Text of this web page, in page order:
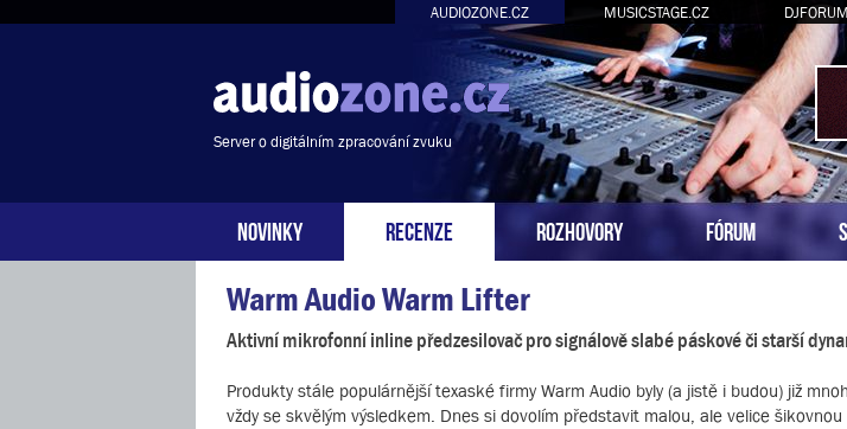
AUDIOZONE.CZ MUSICSTAGE.CZ
Server o digitálním zpracování zvuku
NOVINKY RECENZE ROZHOVORY FÓRUM
Warm Audio Warm Lifter
Aktivní mikrofonní inline předzesilovač pro signálově slabé páskové či starší
Produkty stále populárnější texaské firmy Warm Audio byly (a jistě i budou) již
vždy se skvělým výsledkem. Dnes si dovolím představit malou, ale velice